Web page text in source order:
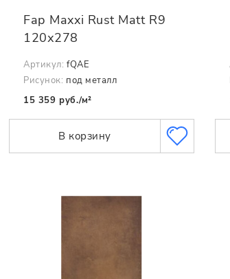
Fap Maxxi Rust Matt R9
120х278
Артикул: fQAE
Рисунок: под металл
15 359 руб./м²
В корзину